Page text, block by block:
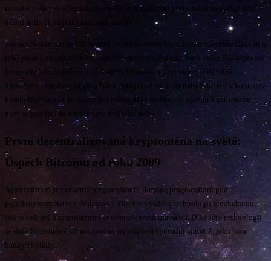
investory díky své decentralizovanosti a možnosti provozovat transakce bez
účasti bank či jiných finančních institucí.
Satoshi Nakamoto se stal ikonou celosvětového fenoménu nazvaného Bitcoin a
jeho přesný původ stále vyvolává spekulace a dohady. Není znám životopis ani
fotografie tohoto tvůrce, což dodává Bitcoinu a jeho tvůrci ještě větší
mystičnost. Přestože Satoshi Nakamoto již několik let nebyl aktivní v komunitě
kolem Bitcoinu, jeho odkaz pokračuje díky dalším vývojářům a nadšencům,
kteří se podílejí na rozvoji této digitální měny.
První decentralizovaná kryptoměna na světě:
Úspěch Bitcoinu od roku 2009
Jejím tvůrcem je neznámý programátor či skupina programátorů pod
pseudonymem Satoshi Nakamoto. Bitcoin využívá technologii blockchainu,
což je veřejný a transparentní systém záznamu transakcí. Díky této technologii
se stala Bitcoinové síť nezávislou na jakékoli centrální autoritě, jako jsou
banky či vlády.